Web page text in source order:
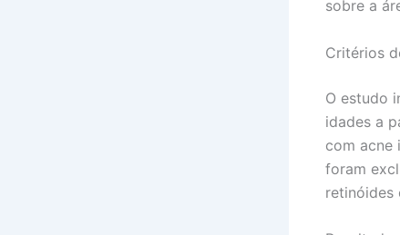
sobre a
Critérios
O estudo
idades a
com acne
foram
retinóides